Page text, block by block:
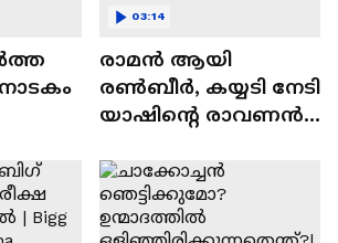
രാമന്‍ ആയി
രൺബീർ, കയ്യടി നേടി
യാഷിന്റെ രാവണൻ;
രാമായണ ട്രെയിലർ
എത്തി | Ramayana
Movie
03:14